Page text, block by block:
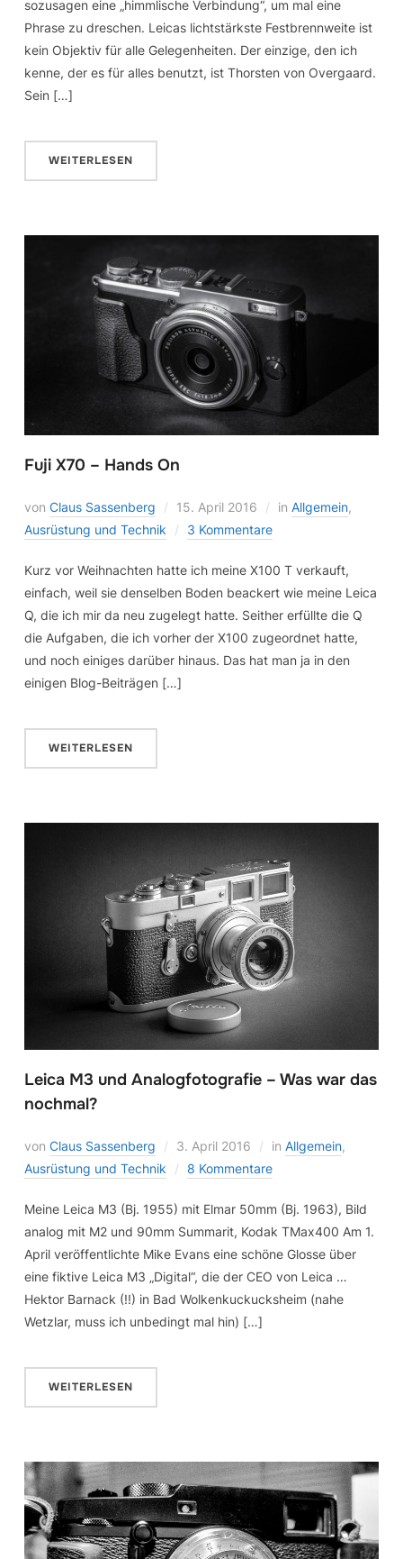
sozusagen eine „himmlische Verbindung“, um mal eine
Phrase zu dreschen. Leicas lichtstärkste Festbrennweite ist
kein Objektiv für alle Gelegenheiten. Der einzige, den ich
kenne, der es für alles benutzt, ist Thorsten von Overgaard.
Sein […]
WEITERLESEN
Fuji X70 – Hands On
von Claus Sassenberg 15. April 2016 in Allgemein,
Ausrüstung und Technik
3 Kommentare
Kurz vor Weihnachten hatte ich meine X100 T verkauft,
einfach, weil sie denselben Boden beackert wie meine Leica
Q, die ich mir da neu zugelegt hatte. Seither erfüllte die Q
die Aufgaben, die ich vorher der X100 zugeordnet hatte,
und noch einiges darüber hinaus. Das hat man ja in den
einigen Blog-Beiträgen […]
WEITERLESEN
Leica M3 und Analogfotografie – Was war das
nochmal?
von Claus Sassenberg 3. April 2016 in Allgemein,
Ausrüstung und Technik
8 Kommentare
Meine Leica M3 (Bj. 1955) mit Elmar 50mm (Bj. 1963), Bild
analog mit M2 und 90mm Summarit, Kodak TMax400 Am 1.
April veröffentlichte Mike Evans eine schöne Glosse über
eine fiktive Leica M3 „Digital“, die der CEO von Leica …
Hektor Barnack (!!) in Bad Wolkenkuckucksheim (nahe
Wetzlar, muss ich unbedingt mal hin) […]
WEITERLESEN